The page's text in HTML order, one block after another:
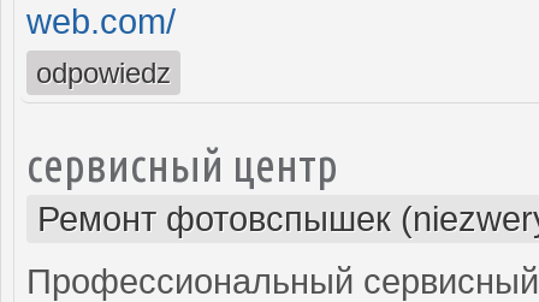
web.com/
odpowiedz
сервисный центр
Ремонт фотовспышек
Профессиональный